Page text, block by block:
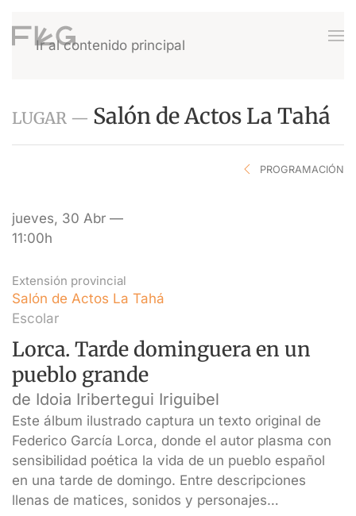
Ir al contenido principal
LUGAR — Salón de Actos La Tahá
PROGRAMACIÓN
jueves, 30 Abr —
11:00h
Extensión provincial
Salón de Actos La Tahá
Escolar
Lorca. Tarde dominguera en un
pueblo grande
de Idoia Iribertegui Iriguibel
Este álbum ilustrado captura un texto original de
Federico García Lorca, donde el autor plasma con
sensibilidad poética la vida de un pueblo español
en una tarde de domingo. Entre descripciones
llenas de matices, sonidos y personajes…